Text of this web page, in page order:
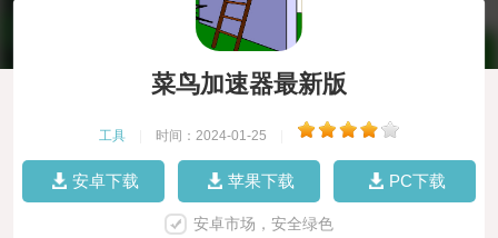
菜鸟加速器最新版
工具 时间：2024-01-25
安卓下载 苹果下载 PC下载
安卓市场，安全绿色